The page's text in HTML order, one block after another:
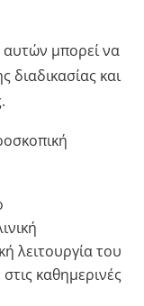
μπορεί να
διαδικασίας και
λειτουργία του
καθημερινές